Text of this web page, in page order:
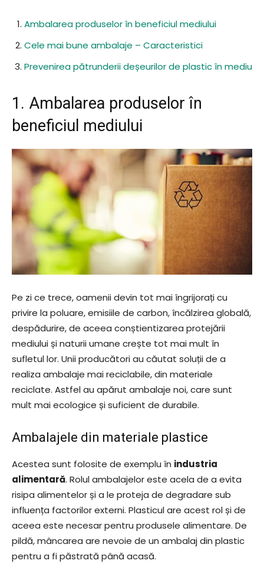
Ambalarea produselor în beneficiul mediului
Cele mai bune ambalaje – Caracteristici
Prevenirea pătrunderii deșeurilor de plastic în mediu
1. Ambalarea produselor în
beneficiul mediului
Pe zi ce trece, oamenii devin tot mai îngrijorați cu
privire la poluare, emisiile de carbon, încălzirea globală,
despădurire, de aceea conștientizarea protejării
mediului și naturii umane crește tot mai mult în
sufletul lor. Unii producători au căutat soluții de a
realiza ambalaje mai reciclabile, din materiale
reciclate. Astfel au apărut ambalaje noi, care sunt
mult mai ecologice și suficient de durabile.
Ambalajele din materiale plastice
Acestea sunt folosite de exemplu în industria
alimentară. Rolul ambalajelor este acela de a evita
risipa alimentelor și a le proteja de degradare sub
influența factorilor externi. Plasticul are acest rol și de
aceea este necesar pentru produsele alimentare. De
pildă, mâncarea are nevoie de un ambalaj din plastic
pentru a fi păstrată până acasă.